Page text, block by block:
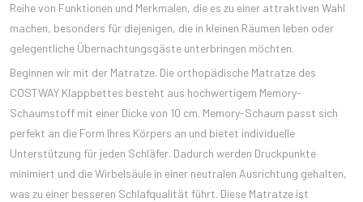
Reihe von Funktionen und Merkmalen, die es zu einer attraktiven Wahl
machen, besonders für diejenigen, die in kleinen Räumen leben oder
gelegentliche Übernachtungsgäste unterbringen möchten.
Beginnen wir mit der Matratze. Die orthopädische Matratze des
COSTWAY Klappbettes besteht aus hochwertigem Memory-
Schaumstoff mit einer Dicke von 10 cm. Memory-Schaum passt sich
perfekt an die Form Ihres Körpers an und bietet individuelle
Unterstützung für jeden Schläfer. Dadurch werden Druckpunkte
minimiert und die Wirbelsäule in einer neutralen Ausrichtung gehalten,
was zu einer besseren Schlafqualität führt. Diese Matratze ist